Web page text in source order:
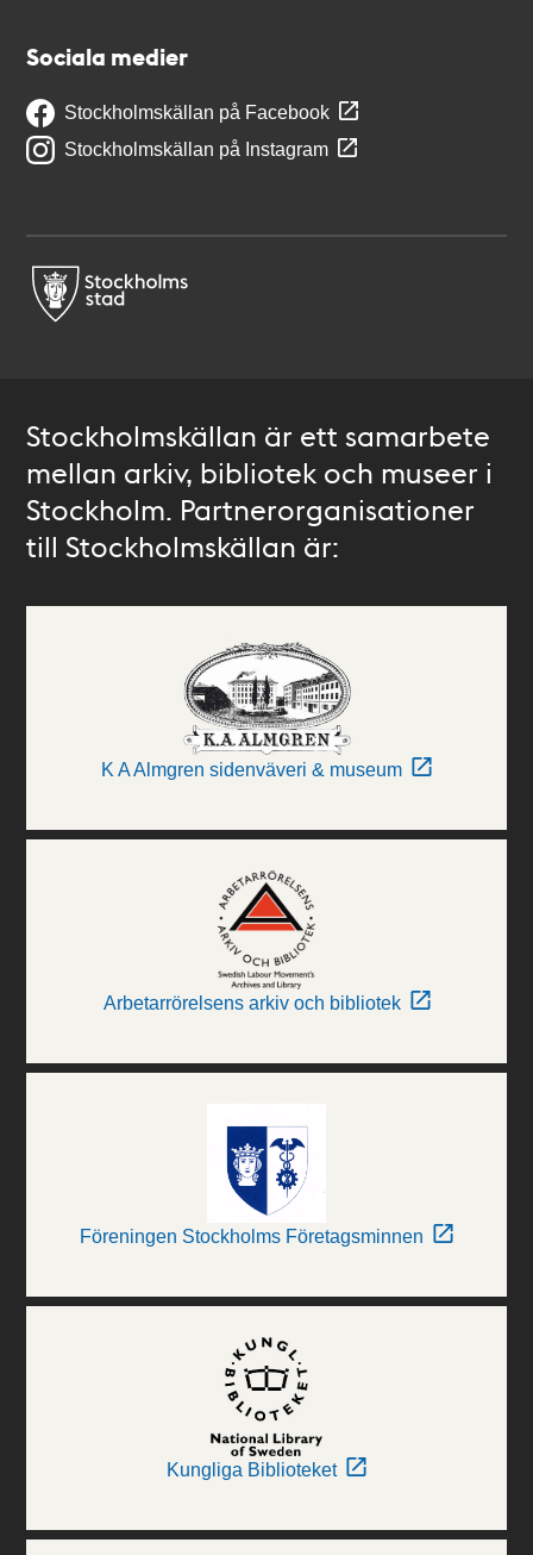
Sociala medier
Stockholmskällan på Facebook
Stockholmskällan på Instagram
Stockholmskällan är ett samarbete
mellan arkiv, bibliotek och museer i
Stockholm. Partnerorganisationer
till Stockholmskällan är:
K A Almgren sidenväveri & museum
Arbetarrörelsens arkiv och bibliotek
Föreningen Stockholms Företagsminnen
Kungliga Biblioteket